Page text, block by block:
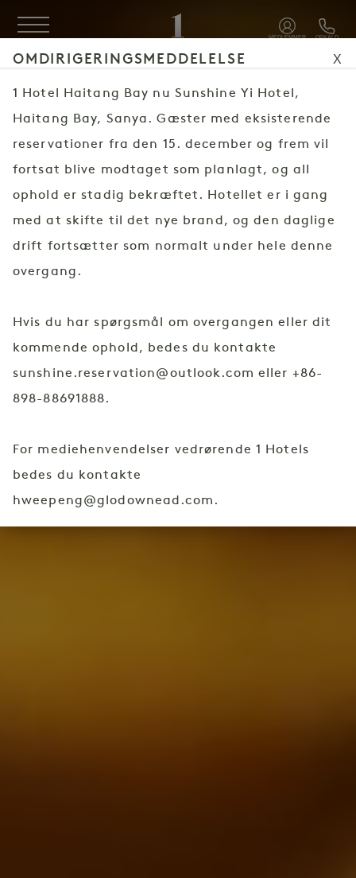
MEDLEMMER OPKALD
OMDIRIGERINGSMEDDELELSE X
1 Hotel Haitang Bay nu Sunshine Yi Hotel,
Haitang Bay, Sanya. Gæster med eksisterende
reservationer fra den 15. december og frem vil
fortsat blive modtaget som planlagt, og all
ophold er stadig bekræftet. Hotellet er i gang
med at skifte til det nye brand, og den daglige
drift fortsætter som normalt under hele denne
overgang.
Hvis du har spørgsmål om overgangen eller dit
kommende ophold, bedes du kontakte
sunshine.reservation@outlook.com eller +86-
898-88691888.
For mediehenvendelser vedrørende 1 Hotels
bedes du kontakte
hweepeng@glodownead.com .